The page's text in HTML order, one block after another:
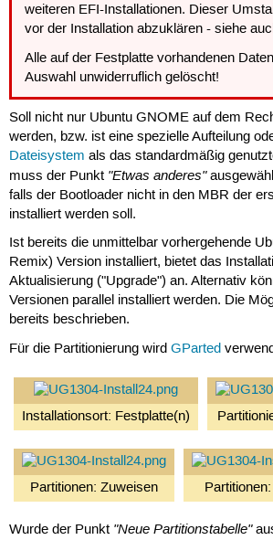
weiteren EFI-Installationen. Dieser
vor der Installation abzuklären - siehe
Alle auf der Festplatte vorhandenen
Auswahl unwiderruflich gelöscht!
Soll nicht nur Ubuntu GNOME auf dem
werden, bzw. ist eine spezielle Aufteilung
Dateisystem als das standardmäßig
muss der Punkt "Etwas anderes"
falls der Bootloader nicht in den MBR der
installiert werden soll.
Ist bereits die unmittelbar vorhergehende
Remix) Version installiert, bietet das
Aktualisierung ("Upgrade") an. Alternativ
Versionen parallel installiert werden. Die
bereits beschrieben.
Für die Partitionierung wird GParted
Installationsort: Festplatte(n)
Partitionen: Zuweisen
Wurde der Punkt "Neue Partitionstabelle"